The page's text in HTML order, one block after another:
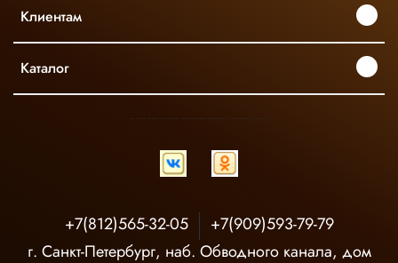
Клиентам
Каталог
+7(812)565-32-05
+7(909)593-79-79
г. Санкт-Петербург, наб. Обводного канала, дом